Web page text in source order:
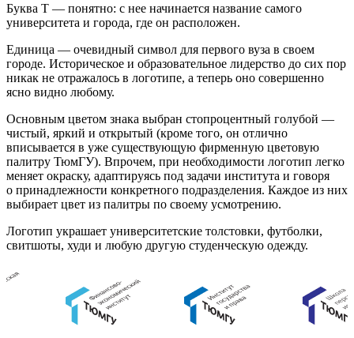
Буква Т — понятно: с нее начинается название самого
университета и города, где он расположен.
Единица — очевидный символ для первого вуза в своем
городе. Историческое и образовательное лидерство до сих пор
никак не отражалось в логотипе, а теперь оно совершенно
ясно видно любому.
Основным цветом знака выбран стопроцентный голубой —
чистый, яркий и открытый (кроме того, он отлично
вписывается в уже существующую фирменную цветовую
палитру ТюмГУ). Впрочем, при необходимости логотип легко
меняет окраску, адаптируясь под задачи института и говоря
о принадлежности конкретного подразделения. Каждое из них
выбирает цвет из палитры по своему усмотрению.
Логотип украшает университетские толстовки, футболки,
свитшоты, худи и любую другую студенческую одежду.